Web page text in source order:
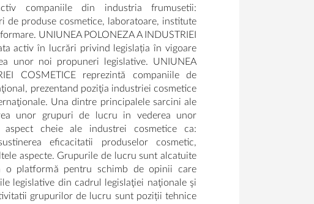
companiile din industria frumusetii:
de produse cosmetice, laboratoare, institute
UNIUNEA POLONEZA A INDUSTRIEI
activ în lucrări privind legislația în vigoare
unor noi propuneri legislative. UNIUNEA
COSMETICE reprezintă companiile de
prezentand poziţia industriei cosmetice
Una dintre principalele sarcini ale
unor grupuri de lucru in vederea unor
cheie ale industrei cosmetice ca:
eficacitatii produselor cosmetic,
aspecte. Grupurile de lucru sunt alcatuite
o platformă pentru schimb de opinii care
legislative din cadrul legislaţiei naţionale şi
grupurilor de lucru sunt poziții tehnice